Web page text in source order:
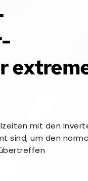
mit den
sind, um den